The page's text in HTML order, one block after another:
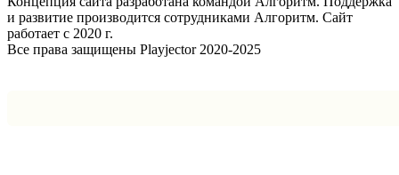
и развитие производится сотрудниками Алгоритм. Сайт
работает с 2020 г.
Все права защищены Playjector 2020-2025